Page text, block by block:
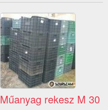
Műanyag rekesz M 30